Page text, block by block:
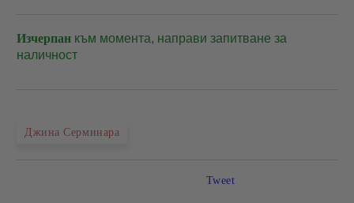
Изчерпан към момента, направи запитване за
наличност
Джина Серминара
Tweet